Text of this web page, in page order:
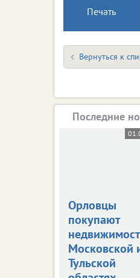
Печать
Вернуться к
Последние
Орловцы
покупают
Московской
Тульской